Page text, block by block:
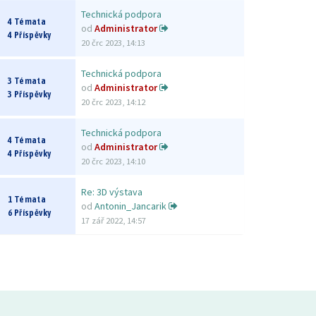
4 Témata
4 Příspěvky
Technická podpora
od Administrator
20 črc 2023, 14:13
3 Témata
3 Příspěvky
Technická podpora
od Administrator
20 črc 2023, 14:12
4 Témata
4 Příspěvky
Technická podpora
od Administrator
20 črc 2023, 14:10
1 Témata
6 Příspěvky
Re: 3D výstava
od Antonin_Jancarik
17 zář 2022, 14:57